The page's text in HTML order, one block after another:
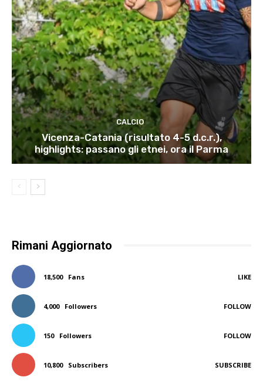
CALCIO
Vicenza-Catania (risultato 4-5 d.c.r.),
highlights: passano gli etnei, ora il Parma
Rimani Aggiornato
18,500 Fans LIKE
4,000 Followers FOLLOW
150 Followers FOLLOW
10,800 Subscribers SUBSCRIBE